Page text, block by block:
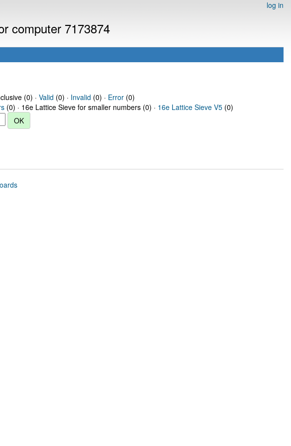
log in
computer 7173874
(0) · Valid (0) · Invalid (0) · Error(0)
(0) · 16e Lattice Sieve for smaller numbers (0) · 16e Lattice Sieve V5 (0)